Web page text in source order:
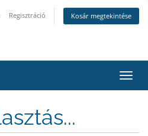
Regisztráció Kosár megtekintése
a